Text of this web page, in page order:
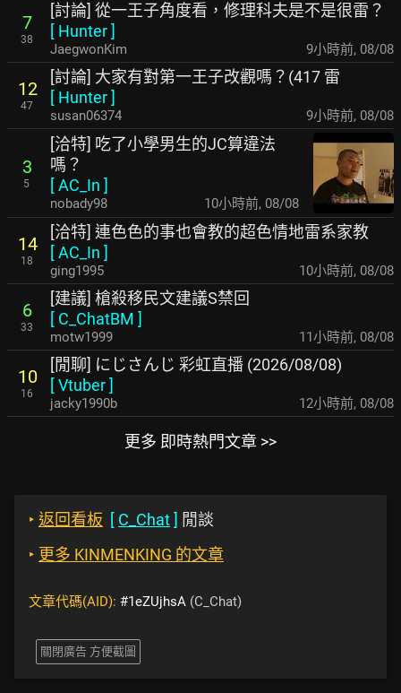
7
38
[討論] 從一王子角度看，修理科夫是不是很雷？
[ Hunter]
JaegwonKim 9小時前, 08/08
12
47
[討論] 大家有對第一王子改觀嗎？(417 雷
[ Hunter]
susan06374 9小時前, 08/08
3
5
[洽特] 吃了小學男生的JC算違法
嗎？
[AC_In ]
nobady98 10小時前, 08/08
14
18
[洽特] 連色色的事也會教的超色情地雷系家教
[AC_In ]
ging1995 10小時前, 08/08
6
33
[建議] 槍殺移民文建議S禁回
[ C_ChatBM ]
motw1999 11小時前, 08/08
10
16
[閒聊] にじさんじ 彩虹直播 (2026/08/08)
[Vtuber]
jacky1990b 12小時前, 08/08
更多 即時熱門文章 >>
‣ 返回看板 [ C_Chat] 閒談
‣ 更多 KINMENKING 的文章
文章代碼(AID): #1eZUjhsA (C_Chat)
關閉廣告 方便截圖